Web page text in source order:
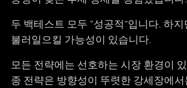
두 백테스트 모두 “성공적”입니다. 하
불러일으킬 가능성이 있습니다.
모든 전략에는 선호하는 시장 환경이
종 전략은 방향성이 뚜렷한 강세장에